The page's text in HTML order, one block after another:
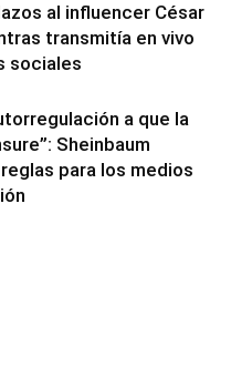
al influencer César
transmitía en vivo
sociales
a que la
Sheinbaum
para los medios